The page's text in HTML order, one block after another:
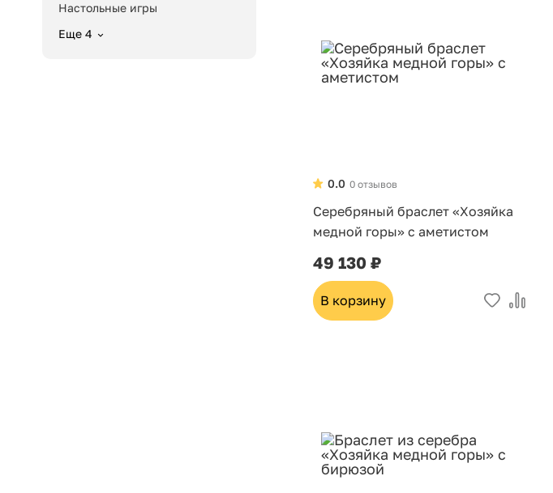
Настольные игры
Еще 4
0 отзывов
0.0
Серебряный браслет «Хозяйка
медной горы» с аметистом
49 130 ₽
В корзину